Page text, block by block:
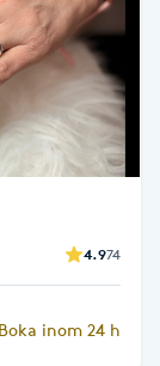
4.974
Boka inom 24 h